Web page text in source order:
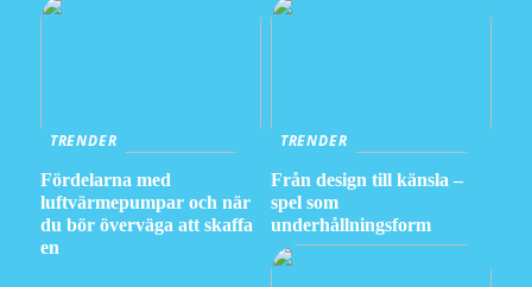
TRENDER
Fördelarna med
luftvärmepumpar och när
du bör överväga att skaffa
en
TRENDER
Från design till känsla –
spel som
underhållningsform